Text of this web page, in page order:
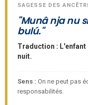
SAGESSE DES
"Munâ nja nu
bulú."
Traduction : L'enfant
nuit.
Sens : On ne peut pas
responsabilités.